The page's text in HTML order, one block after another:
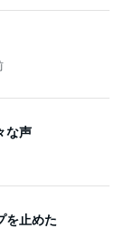
な声
を止めた